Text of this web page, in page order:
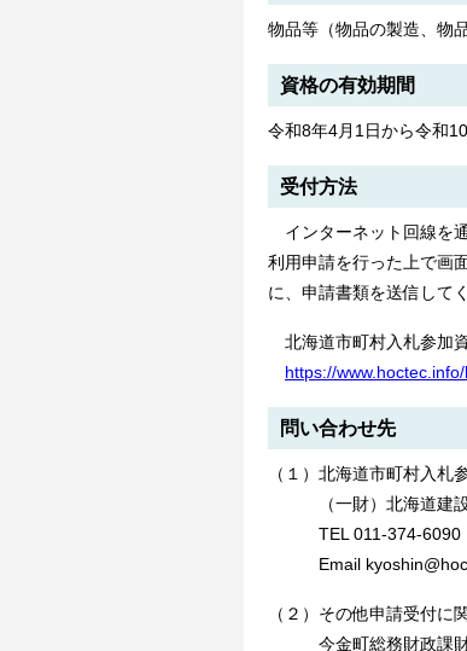
物品等（物品の製造、物
資格の有効期間
令和8年4月1日から令和
受付方法
インターネット回線を
利用申請を行った上で画
に、申請書類を送信して
北海道市町村入札参加
https://
問い合わせ先
（１）北海道市町村入札
（一財）北海道建設
TEL 011-374-6090（
Email
（２）その他申請受付に
今金町総務財政課財